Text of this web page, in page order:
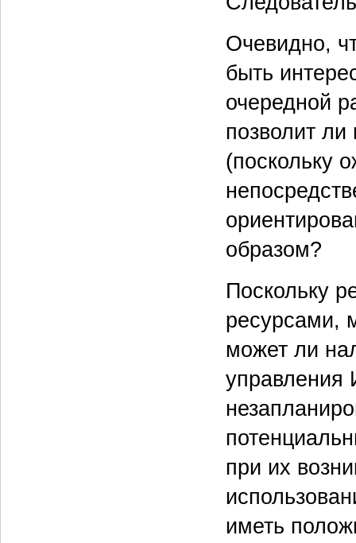
Очевидно,
быть
очередной
позволит ли
(поскольку
образом?
Поскольку
ресурсами,
может ли
управления
при их
иметь